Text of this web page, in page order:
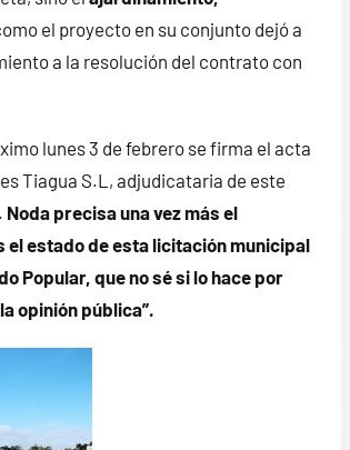
el proyecto en su conjunto dejó a
a la resolución del contrato con
lunes 3 de febrero se firma el acta
Tiagua S.L, adjudicataria de este
Noda precisa una vez más el
el estado de esta licitación municipal
Popular, que no sé si lo hace por
opinión pública”.